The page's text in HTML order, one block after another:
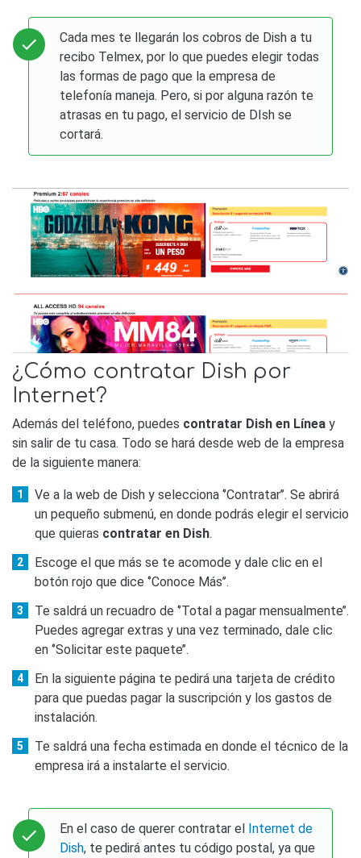
Cada mes te llegarán los cobros de Dish a tu
recibo Telmex, por lo que puedes elegir todas
las formas de pago que la empresa de
telefonía maneja. Pero, si por alguna razón te
atrasas en tu pago, el servicio de DIsh se
cortará.
¿Cómo contratar Dish por
Internet?
Además del teléfono, puedes contratar Dish en Línea y
sin salir de tu casa. Todo se hará desde web de la empresa
de la siguiente manera:
Ve a la web de Dish y selecciona ‘’Contratar’’. Se abrirá
un pequeño submenú, en donde podrás elegir el servicio
que quieras contratar en Dish.
Escoge el que más se te acomode y dale clic en el
botón rojo que dice ‘’Conoce Más’’.
Te saldrá un recuadro de ‘’Total a pagar mensualmente’’.
Puedes agregar extras y una vez terminado, dale clic
en ‘’Solicitar este paquete’’.
En la siguiente página te pedirá una tarjeta de crédito
para que puedas pagar la suscripción y los gastos de
instalación.
Te saldrá una fecha estimada en donde el técnico de la
empresa irá a instalarte el servicio.
En el caso de querer contratar el Internet de
Dish, te pedirá antes tu código postal, ya que